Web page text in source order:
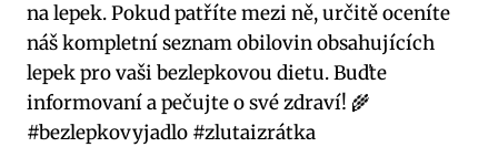
na lepek. Pokud patříte mezi ně, určitě oceníte
náš kompletní seznam obilovin obsahujících
lepek pro vaši bezlepkovou dietu. Buďte
informovaní a pečujte o své zdraví! 🌾
#bezlepkovyjadlo #zlutaizrátka